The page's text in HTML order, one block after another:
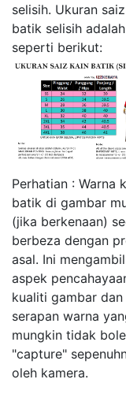
selisih. Ukuran
batik selisih adalah
seperti berikut:
Perhatian : Warna
batik di gambar
(jika berkenaan)
berbeza dengan
asal. Ini
aspek
kualiti gambar dan
serapan warna
mungkin tidak
"capture"
oleh kamera.